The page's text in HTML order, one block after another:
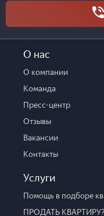
О нас
О компании
Команда
Пресс-центр
Отзывы
Вакансии
Контакты
Услуги
Помощь в подборе
ПРОДАТЬ КВАРТИРУ?